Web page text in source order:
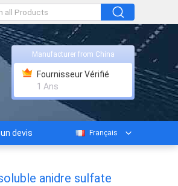
Manufacturer from China
Fournisseur Vérifié
1 Ans
devis Français
anidre sulfate